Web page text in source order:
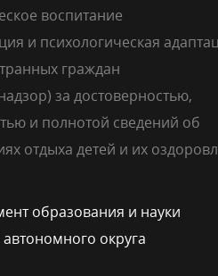
воспитание
и психологическая
граждан
за достоверностью,
и полнотой сведений об
отдыха детей и их
образования и науки
автономного округа